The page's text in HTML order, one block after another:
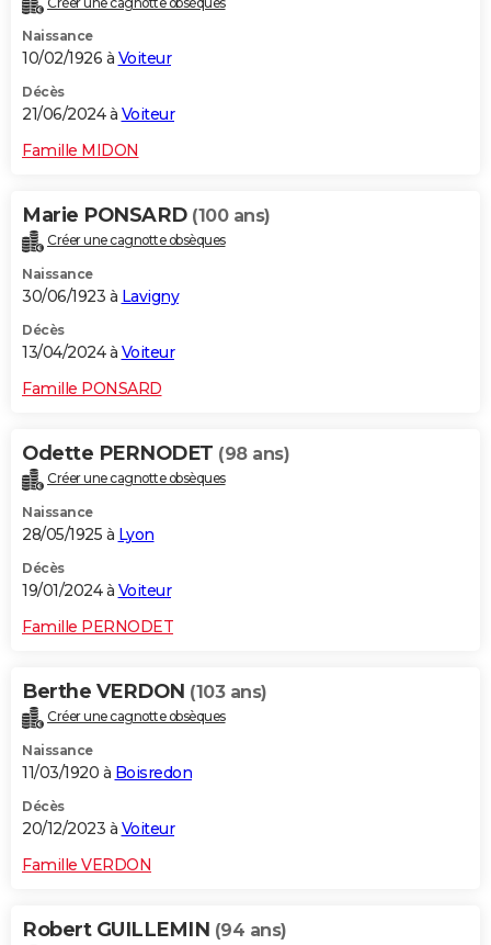
Naissance
10/02/1926 à Voiteur
Décès
21/06/2024 à Voiteur
Famille MIDON
Marie PONSARD (100 ans)
Créer une cagnotte obsèques
Naissance
30/06/1923 à Lavigny
Décès
13/04/2024 à Voiteur
Famille PONSARD
Odette PERNODET (98 ans)
Créer une cagnotte obsèques
Naissance
28/05/1925 à Lyon
Décès
19/01/2024 à Voiteur
Famille PERNODET
Berthe VERDON (103 ans)
Créer une cagnotte obsèques
Naissance
11/03/1920 à Boisredon
Décès
20/12/2023 à Voiteur
Famille VERDON
Robert GUILLEMIN (94 ans)